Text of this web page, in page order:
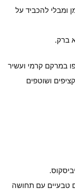
ומבלי להכביד על
ברק.
במרקם קרמי ועשיר
ושוטפים
טבעיים עם תחושה